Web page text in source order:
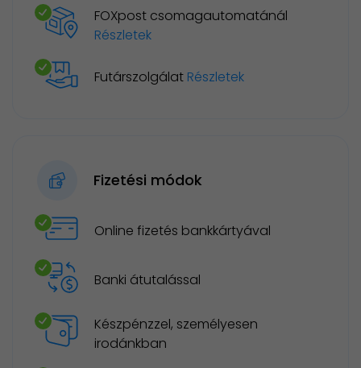
FOXpost csomagautomatánál
Részletek
Futárszolgálat Részletek
Fizetési módok
Online fizetés bankkártyával
Banki átutalással
Készpénzzel, személyesen
irodánkban